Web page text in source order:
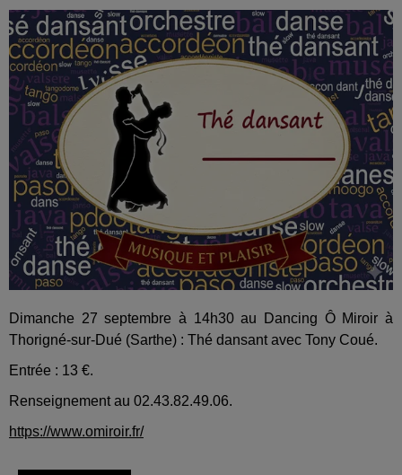
Dimanche 27 septembre à 14h30 au Dancing Ô Miroir à
Thorigné-sur-Dué (Sarthe) : Thé dansant avec Tony Coué.
Entrée : 13 €.
Renseignement au 02.43.82.49.06.
https://www.omiroir.fr/